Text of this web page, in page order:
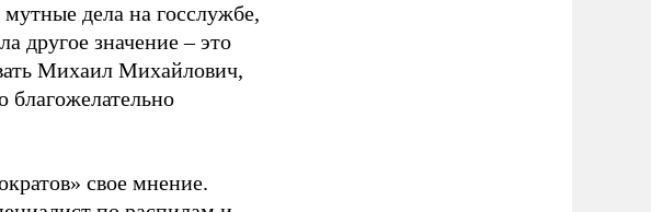
дела на госслужбе,
другое значение – это
Михаил Михайлович,
благожелательно
свое мнение.